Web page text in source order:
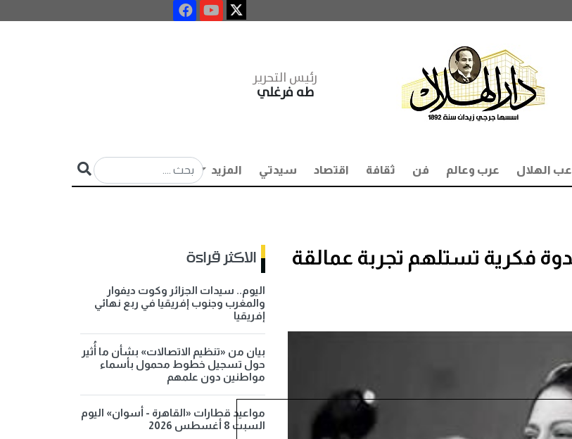
رئيس التحرير
طه فرغلي
الهلال عرب وعالم فن ثقافة اقتصاد سيدتي المزيد
فكرية تستلهم تجربة عمالقة
الاكثر قراءة
اليوم.. سيدات الجزائر وكوت ديفوار
والمغرب وجنوب إفريقيا في ربع نهائي
إفريقيا
بيان من «تنظيم الاتصالات» بشأن ما أُثير
حول تسجيل خطوط محمول بأسماء
مواطنين دون علمهم
مواعيد قطارات «القاهرة - أسوان» اليوم
السبت 8 أغسطس 2026